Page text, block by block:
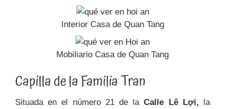
Interior Casa de Quan Tang
Mobiliario Casa de Quan Tang
Capilla de la Familia Tran
Situada en el número 21 de laCalle Lê Lợi, la